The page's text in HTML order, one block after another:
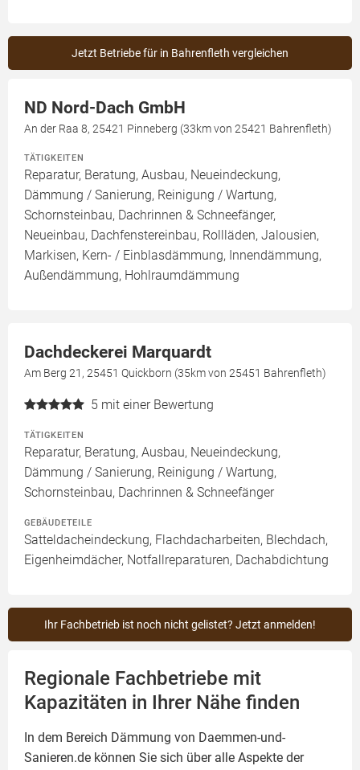
Jetzt Betriebe für in Bahrenfleth vergleichen
ND Nord-Dach GmbH
An der Raa 8, 25421 Pinneberg (33km von 25421 Bahrenfleth)
TÄTIGKEITEN
Reparatur, Beratung, Ausbau, Neueindeckung,
Dämmung / Sanierung, Reinigung / Wartung,
Schornsteinbau, Dachrinnen & Schneefänger,
Neueinbau, Dachfenstereinbau, Rollläden, Jalousien,
Markisen, Kern- / Einblasdämmung, Innendämmung,
Außendämmung, Hohlraumdämmung
Dachdeckerei Marquardt
Am Berg 21, 25451 Quickborn (35km von 25451 Bahrenfleth)
5 mit einer Bewertung
TÄTIGKEITEN
Reparatur, Beratung, Ausbau, Neueindeckung,
Dämmung / Sanierung, Reinigung / Wartung,
Schornsteinbau, Dachrinnen & Schneefänger
GEBÄUDETEILE
Satteldacheindeckung, Flachdacharbeiten, Blechdach,
Eigenheimdächer, Notfallreparaturen, Dachabdichtung
Ihr Fachbetrieb ist noch nicht gelistet? Jetzt anmelden!
Regionale Fachbetriebe mit
Kapazitäten in Ihrer Nähe finden
In dem Bereich Dämmung von Daemmen-und-
Sanieren.de können Sie sich über alle Aspekte der